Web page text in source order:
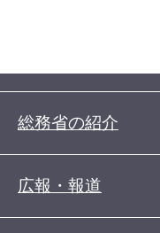
総務省の紹介
広報・報道